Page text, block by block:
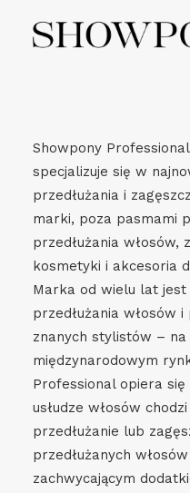
Showpony
specjalizuje się w
przedłużania i
marki, poza pasmami
przedłużania włosów,
kosmetyki i akcesoria
Marka od wielu lat
przedłużania włosów
znanych stylistów –
międzynarodowym
Professional opiera
usłudze włosów
przedłużanie lub
przedłużanych
zachwycającym